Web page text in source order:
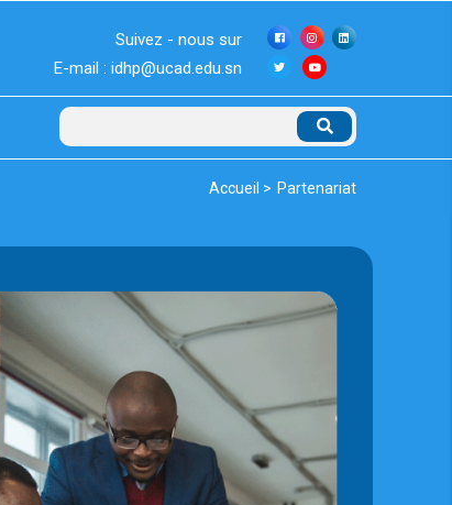
Suivez - nous sur
E-mail : idhp@ucad.edu.sn
Rechercher
Fil
Accueil > Partenariat